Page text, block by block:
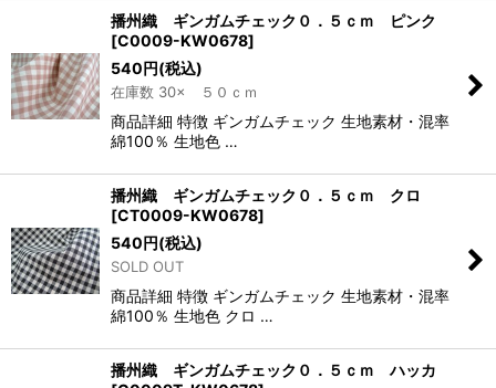
播州織 ギンガムチェック０．５ｃｍ ピンク
[C0009-KW0678]
540円(税込)
在庫数 30× ５０ｃｍ
商品詳細 特徴 ギンガムチェック 生地素材・混率
綿100％ 生地色 …
播州織 ギンガムチェック０．５ｃｍ クロ
[CT0009-KW0678]
540円(税込)
SOLD OUT
商品詳細 特徴 ギンガムチェック 生地素材・混率
綿100％ 生地色 クロ …
播州織 ギンガムチェック０．５ｃｍ ハッカ